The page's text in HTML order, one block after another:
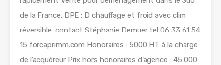
de la France. DPE : D chauffage et froid avec clim
réversible. contact Stéphanie Demuer tel 06 33 61 54
15 forcaprimm.com Honoraires : 5000 HT à la charge
de l’acquéreur Prix hors honoraires d’agence : 45 000